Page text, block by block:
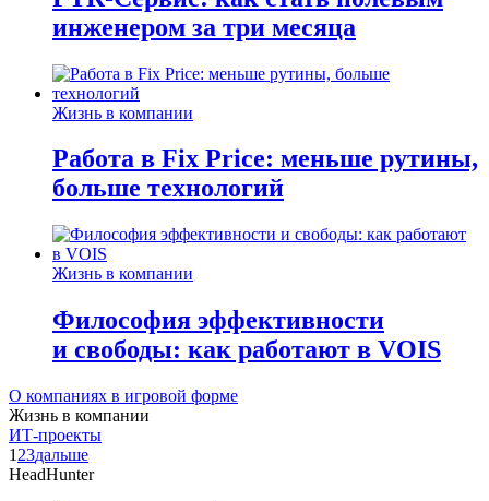
инженером за три месяца
Жизнь в компании
Работа в Fix Price: меньше рутины,
больше технологий
Жизнь в компании
Философия эффективности
и свободы: как работают в VOIS
О компаниях в игровой форме
Жизнь в компании
ИТ-проекты
1 23дальше
HeadHunter